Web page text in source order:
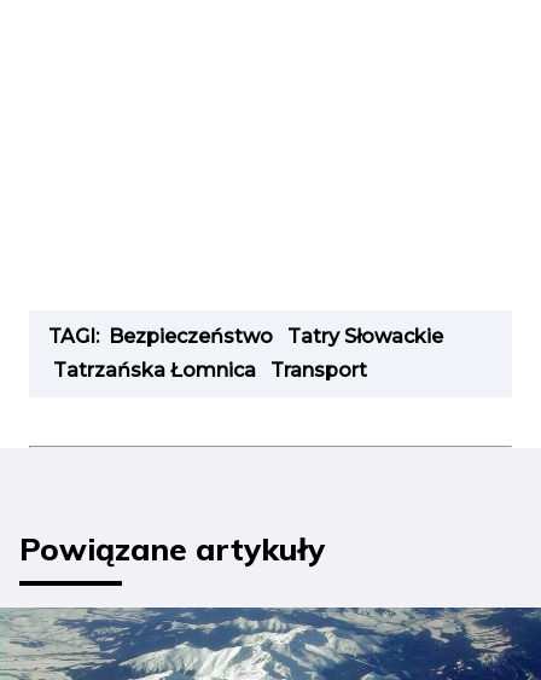
TAGI: Bezpieczeństwo
Tatry Słowackie
Tatrzańska Łomnica
Transport
Powiązane artykuły